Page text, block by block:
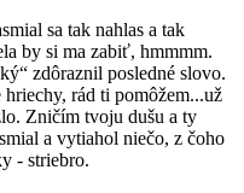
sa tak nahlas a tak
by si ma zabiť, hmmmm.
zdôraznil posledné slovo.
rád ti pomôžem...už
Zničím tvoju dušu a ty
a vytiahol niečo, z čoho
- striebro.